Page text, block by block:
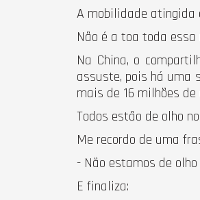
A mobilidade atingida
Não é a toa toda essa
Na China, o
assuste, pois há uma
mais de 16 milhões
Todos estão de olho
Me recordo de uma
- Não estamos de
E finaliza: